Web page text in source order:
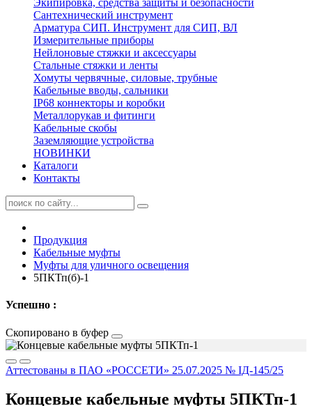
Экипировка, средства защиты и безопасности
Сантехнический инструмент
Арматура СИП. Инструмент для СИП, ВЛ
Измерительные приборы
Нейлоновые стяжки и аксессуары
Стальные стяжки и ленты
Хомуты червячные, силовые, трубные
Кабельные вводы, сальники
IP68 коннекторы и коробки
Металлорукав и фитинги
Кабельные скобы
Заземляющие устройства
НОВИНКИ
Каталоги
Контакты
Продукция
Кабельные муфты
Муфты для уличного освещения
5ПКТп(б)-1
Успешно :
Скопировано в буфер
Аттестованы в ПАО «РОССЕТИ» 25.07.2025 № IД-145/25
Концевые кабельные муфты 5ПКТп-1